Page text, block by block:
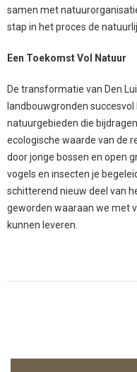
samen met
stap in het proces de
Een Toekomst Vol Natuur
De transformatie van Den
landbouwgronden
natuurgebieden die
ecologische waarde van de
door jonge bossen en open
vogels en insecten je
schitterend nieuw deel van
geworden waaraan we met
kunnen leveren.